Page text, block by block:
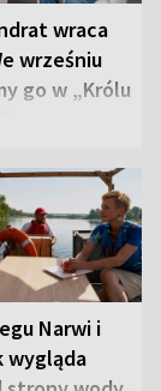
wraca
wrześniu
go w „Królu
Narwi i
wygląda